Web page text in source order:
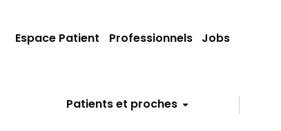
Patients et proches
Espace Patient Professionnels Jobs